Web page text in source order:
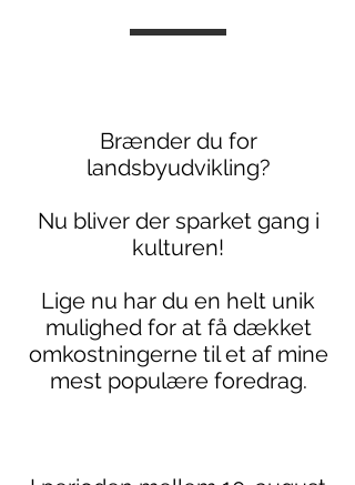
Brænder du for
landsbyudvikling?
Nu bliver der sparket gang i
kulturen!
Lige nu har du en helt unik
mulighed for at få dækket
omkostningerne til et af mine
mest populære foredrag.